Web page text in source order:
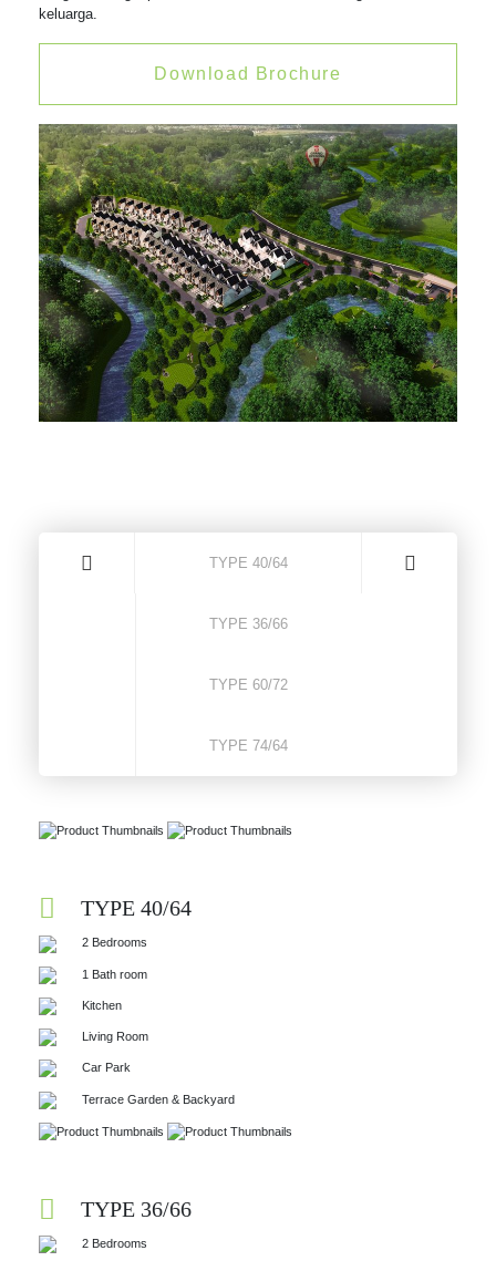
keluarga.
Download Brochure
TYPE 40/64
TYPE 36/66
TYPE 60/72
TYPE 74/64
TYPE 40/64
2 Bedrooms
1 Bath room
Kitchen
Living Room
Car Park
Terrace Garden & Backyard
TYPE 36/66
2 Bedrooms